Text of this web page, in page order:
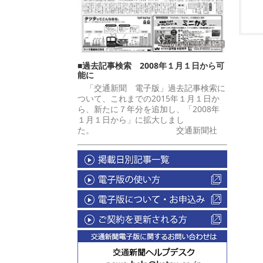
■過去記事検索 2008年１月１日から可
能に
「交通新聞 電子版」過去記事検索に
ついて、これまでの2015年１月１日か
ら、新たに７年分を追加し、「2008年
１月１日から」に拡大しまし
た。 交通新聞社